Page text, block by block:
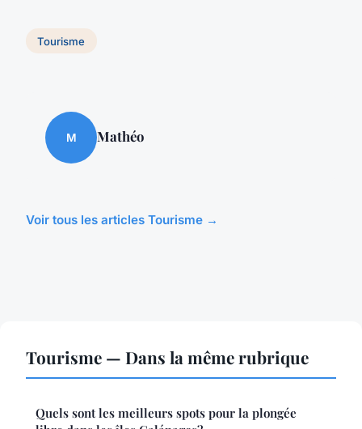
Tourisme
M Mathéo
Voir tous les articles Tourisme →
Tourisme — Dans la même rubrique
Quels sont les meilleurs spots pour la plongée